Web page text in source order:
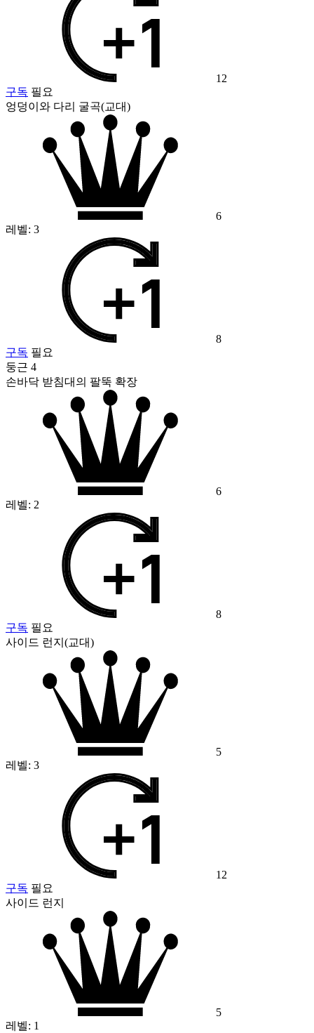
12
구독 필요
엉덩이와 다리 굴곡(교대)
6
레벨: 3
8
구독 필요
둥근 4
손바닥 받침대의 팔뚝 확장
6
레벨: 2
8
구독 필요
사이드 런지(교대)
5
레벨: 3
12
구독 필요
사이드 런지
5
레벨: 1